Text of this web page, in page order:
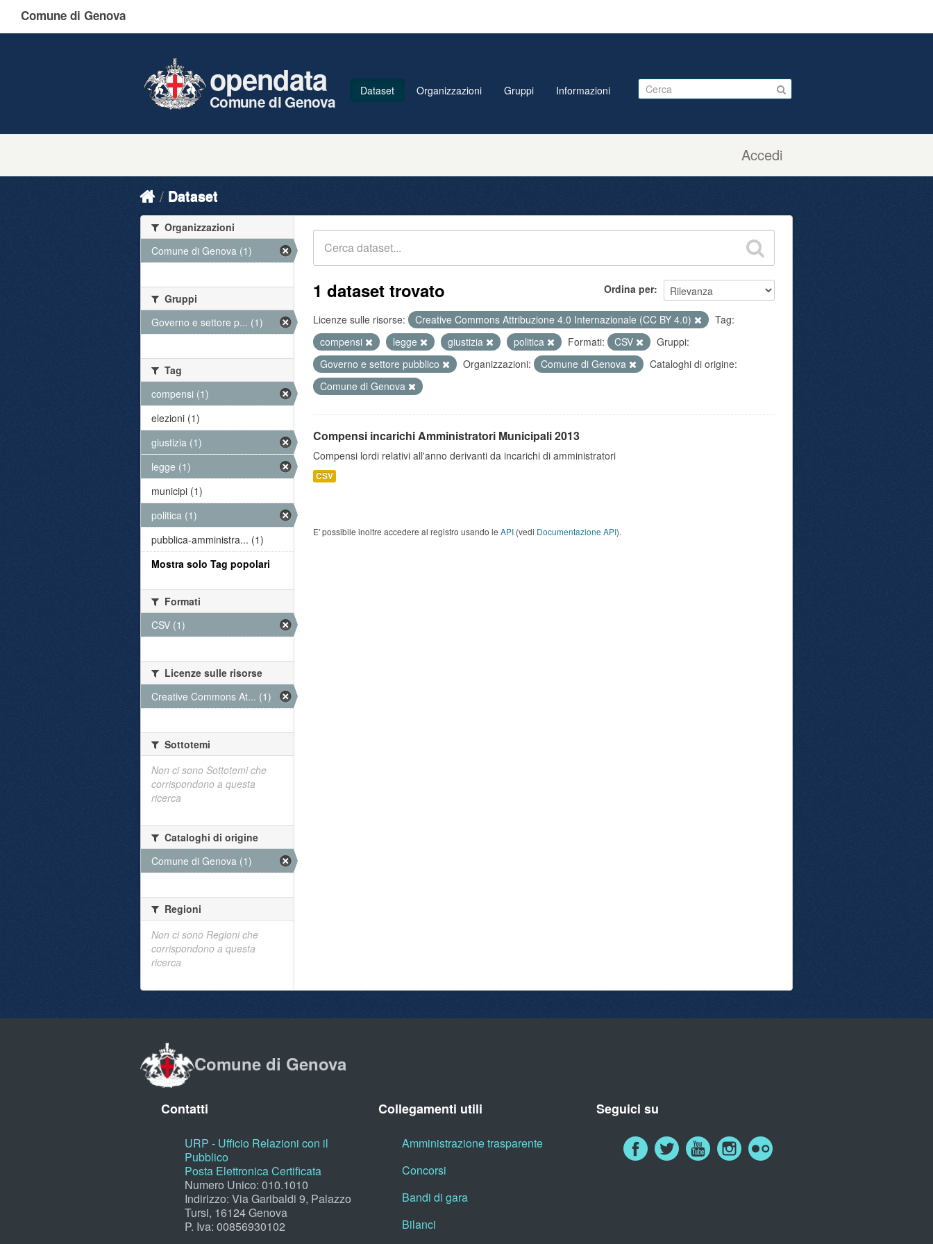
Comune di Genova
Accedi
opendata
Comune di Genova
Dataset Organizzazioni Gruppi Informazioni
Dataset
Ordina per
1 dataset trovato
Licenze sulle risorse: Creative Commons Attribuzione 4.0 Internazionale (CC BY 4.0)
Tag:
compensi
legge giustizia politica Formati: CSV
Gruppi:
Governo e settore pubblico
Organizzazioni: Comune di Genova
Cataloghi di origine:
Comune di Genova
Compensi incarichi Amministratori Municipali 2013
Compensi lordi relativi all'anno derivanti da incarichi di amministratori
CSV
E' possibile inoltre accedere al registro usando le API (vedi Documentazione API).
Organizzazioni
Comune di Genova (1)
Gruppi
Governo e settore p... (1)
Tag
compensi (1)
elezioni (1)
giustizia (1)
legge (1)
municipi (1)
politica (1)
pubblica-amministra... (1)
Mostra solo Tag popolari
Formati
CSV (1)
Licenze sulle risorse
Creative Commons At... (1)
Sottotemi
Non ci sono Sottotemi che
corrispondono a questa
ricerca
Cataloghi di origine
Comune di Genova (1)
Regioni
Non ci sono Regioni che
corrispondono a questa
ricerca
Comune di Genova
Contatti
URP - Ufficio Relazioni con il
Pubblico
Posta Elettronica Certificata
Numero Unico: 010.1010
Indirizzo: Via Garibaldi 9, Palazzo
Tursi, 16124 Genova
P. Iva: 00856930102
Collegamenti utili
Amministrazione trasparente
Concorsi
Bandi di gara
Bilanci
Seguici su